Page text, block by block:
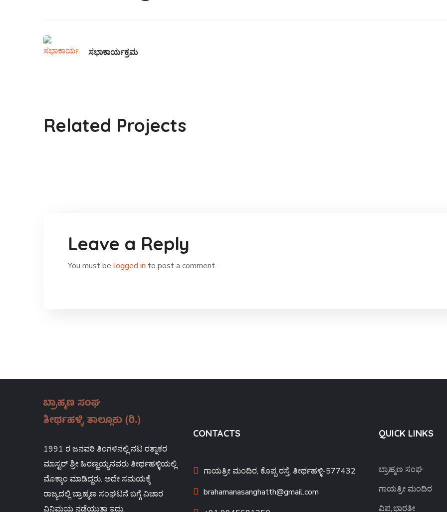
ಸಭಾಕಾರ್ಯಕ್ರಮ
Related Projects
ಸನ್ಮಾನ
#Gallery
Leave a Reply
You must be logged in to post a comment.
1991 ರ ಜನವರಿ ತಿಂಗಳಿನಲ್ಲಿ ನಟ ರತ್ನಾಕರ
ಮಾಸ್ಟರ್ ಶ್ರೀ ಹಿರಣ್ಣಯ್ಯನವರು ತೀರ್ಥಹಳ್ಳಿಯಲ್ಲಿ
ಮೊಕ್ಕಾಂ ಮಾಡಿದ್ದರು. ಅದೇ ಸಮಯಕ್ಕೆ
ರಾಜ್ಯದಲ್ಲಿ ಬ್ರಾಹ್ಮಣ ಸಂಘಟನೆ ಬಗ್ಗೆ ವಿಚಾರ
ವಿನಿಮಯ ನಡೆಯುತ್ತಾ ಇದ್ದು,
CONTACTS
ಗಾಯತ್ರೀ ಮಂದಿರ, ಕೊಪ್ಪ ರಸ್ತೆ, ತೀರ್ಥಹಳ್ಳಿ-577432
brahamanasanghatth@gmail.com
QUICK LINKS
ಬ್ರಾಹ್ಮಣ ಸಂಘ
ಗಾಯತ್ರೀ ಮಂದಿರ
ವಿಪ್ರ ಭಾರತೀ